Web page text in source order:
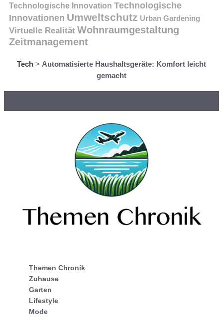
Technologische Innovation Technologische
Innovationen Umweltschutz Urban Gardening
Virtuelle Realität Wohnraumgestaltung
Zeitmanagement
Tech > Automatisierte Haushaltsgeräte: Komfort leicht
gemacht
Themen Chronik
Zuhause
Garten
Lifestyle
Mode